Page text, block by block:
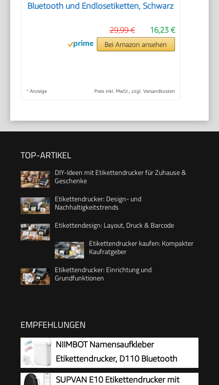
Bluetooth und Endlosetiketten, Schwarz
16,23 €
29,99 €
Bei Amazon ansehen
* Anzeige Preis inkl. MwSt., zzgl. Versandkosten
TOP-ARTIKEL
DIY-Ideen mit Etikettendrucker für Zuhause &
Geschenke
Etikettendrucker: Design- und
Nachhaltigkeitstrends
Etikettendesign: Layout, Druck & Barcode
Etikettendrucker kaufen: Kompakter
Kaufratgeber
Etikettendrucker: Einrichtung und
Grundfunktionen
EMPFEHLUNGEN
NIIMBOT Namensaufkleber
Etikettendrucker, D110 Bluetooth
Etikettiergerät
SUPVAN E10 Etikettendrucker mit